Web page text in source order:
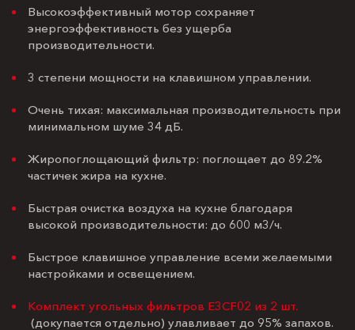
Высокоэффективный мотор сохраняет
энергоэффективность без ущерба
производительности.
3 степени мощности на клавишном управлении.
Очень тихая: максимальная производительность при
минимальном шуме 34 дБ.
Жиропоглощающий фильтр: поглощает до 89.2%
частичек жира на кухне.
Быстрая очистка воздуха на кухне благодаря
высокой производительности: до 600 м3/ч.
Быстрое клавишное управление всеми желаемыми
настройками и освещением.
Комплект угольных фильтров E3CF02 из 2 шт.
(докупается отдельно) улавливает до 95% запахов.